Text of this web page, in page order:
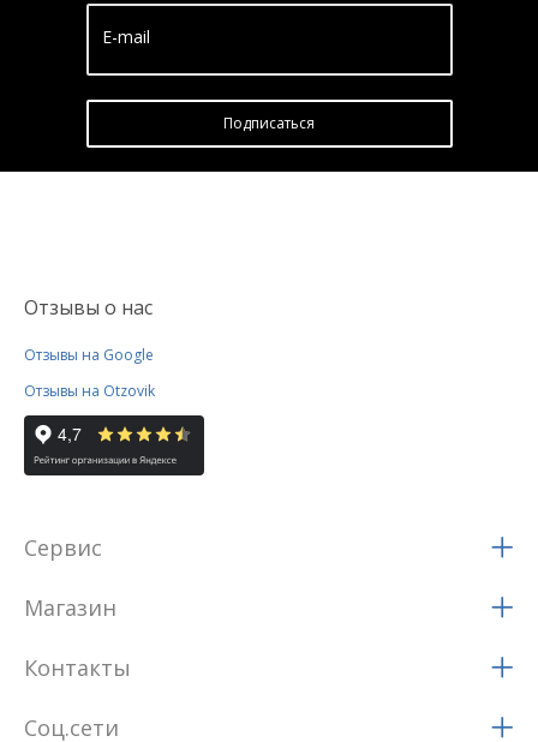
E-mail
Подписатьcя
Отзывы о нас
Отзывы на Google
Отзывы на Otzovik
Сервис
Магазин
Контакты
Соц.сети